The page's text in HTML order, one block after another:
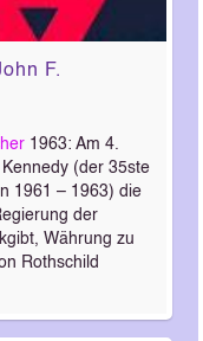
F.
1963: Am 4.
(der 35ste
1961 – 1963) die
der
Währung zu
Rothschild